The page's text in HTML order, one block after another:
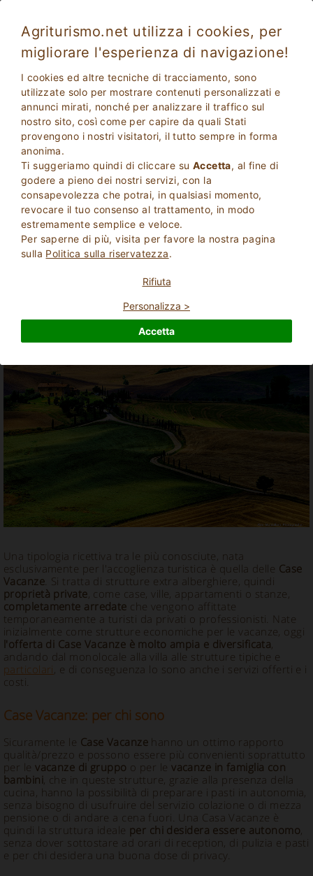
Agriturismo.net utilizza i cookies, per
migliorare l'esperienza di navigazione!
I cookies ed altre tecniche di tracciamento, sono
utilizzate solo per mostrare contenuti personalizzati e
annunci mirati, nonché per analizzare il traffico sul
nostro sito, così come per capire da quali Stati
provengono i nostri visitatori, il tutto sempre in forma
anonima.
Ti suggeriamo quindi di cliccare su Accetta, al fine di
godere a pieno dei nostri servizi, con la
consapevolezza che potrai, in qualsiasi momento,
revocare il tuo consenso al trattamento, in modo
estremamente semplice e veloce.
Per saperne di più, visita per favore la nostra pagina
sulla Politica sulla riservatezza.
Rifiuta
Personalizza >
Accetta
2Adulti
0Bambini CERCA
Soggiorno in Case Vacanze in Italia
Una tipologia ricettiva tra le più conosciute, nata
esclusivamente per l'accoglienza turistica è quella delle Case
Vacanze . Si tratta di strutture extra alberghiere, quindi
proprietà private , come case, ville, appartamenti o stanze,
completamente arredate che vengono affittate
temporaneamente a turisti da privati o professionisti. Nate
inizialmente come strutture economiche per le vacanze, oggi
l'offerta di Case Vacanze è molto ampia e diversificata
andando dal monolocale alla villa alle strutture tipiche e
particolari , e di conseguenza lo sono anche i servizi offerti e i
costi.
Case Vacanze: per chi sono
Sicuramente le Case Vacanzehanno un ottimo rapporto
qualità/prezzo e possono essere più convenienti soprattutto
per levacanze di gruppo o per levacanze in famiglia con
bambini , che in queste strutture, grazie alla presenza della
cucina, hanno la possibilità di preparare i pasti in autonomia,
senza bisogno di usufruire del servizio colazione o di mezza
pensione o di andare a cena fuori. Una Casa Vacanze è
quindi la struttura ideale per chi desidera essere autonomo
senza dover sottostare ad orari di reception, di pulizia e pasti
e per chi desidera una buona dose di privacy.